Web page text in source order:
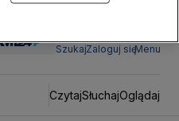
SzukajZaloguj sięMenu
CzytajSłuchajOglądaj